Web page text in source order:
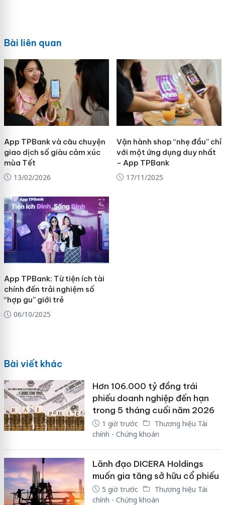
Bài liên quan
App TPBank và câu chuyện
giao dịch số giàu cảm xúc
mùa Tết
13/02/2026
Vận hành shop “nhẹ đầu” chỉ
với một ứng dụng duy nhất
- App TPBank
17/11/2025
App TPBank: Từ tiện ích tài
chính đến trải nghiệm số
“hợp gu” giới trẻ
06/10/2025
Bài viết khác
Hơn 106.000 tỷ đồng trái
phiếu doanh nghiệp đến hạn
trong 5 tháng cuối năm 2026
1 giờ trước
Thương hiệu Tài
chính - Chứng khoán
Lãnh đạo DICERA Holdings
muốn gia tăng sở hữu cổ phiếu
5 giờ trước
Thương hiệu Tài
chính - Chứng khoán